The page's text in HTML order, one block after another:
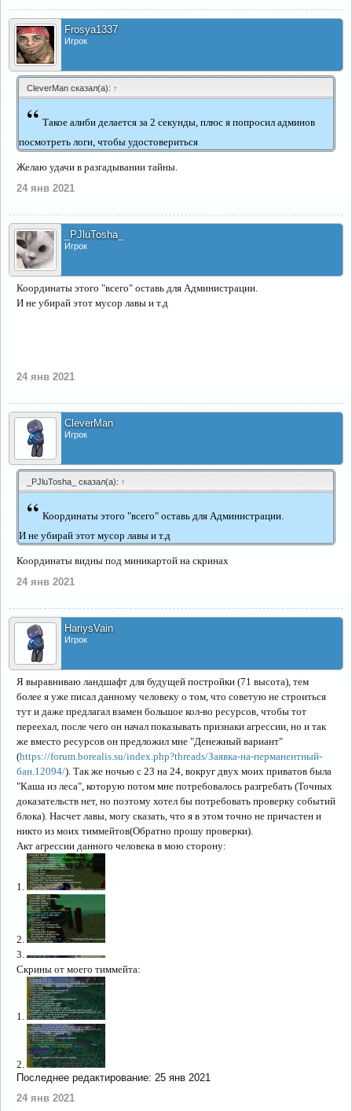
Frosya1337
Игрок
CleverMan сказал(а): ↑
“ Такое алиби делается за 2 секунды, плюс я попросил админов
посмотреть логи, чтобы удостовериться
Желаю удачи в разгадывании тайны.
24 янв 2021
_PJluTosha_
Игрок
Координаты этого "всего" оставь для Администрации.
И не убирай этот мусор лавы и т.д
24 янв 2021
CleverMan
Игрок
_PJluTosha_ сказал(а): ↑
“ Координаты этого "всего" оставь для Администрации.
И не убирай этот мусор лавы и т.д
Координаты видны под миникартой на скринах
24 янв 2021
HariysVain
Игрок
Я выравниваю ландшафт для будущей постройки (71 высота), тем
более я уже писал данному человеку о том, что советую не строиться
тут и даже предлагал взамен большое кол-во ресурсов, чтобы тот
переехал, после чего он начал показывать признаки агрессии, но и так
же вместо ресурсов он предложил мне "Денежный вариант"
(https://forum.borealis.su/index.php?threads/Заявка-на-перманентный-
бан.12094/). Так же ночью с 23 на 24, вокруг двух моих приватов была
"Каша из леса", которую потом мне потребовалось разгребать (Точных
доказательств нет, но поэтому хотел бы потребовать проверку событий
блока). Насчет лавы, могу сказать, что я в этом точно не причастен и
никто из моих тиммейтов(Обратно прошу проверки).
Акт агрессии данного человека в мою сторону:
1.
2.
3.
Скрины от моего тиммейта:
1.
2.
Последнее редактирование: 25 янв 2021
24 янв 2021